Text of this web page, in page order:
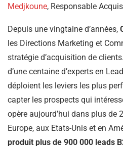
Medjkoune, Responsable
Depuis une vingtaine d’années,
les Directions Marketing et
stratégie d’acquisition de
d’une centaine d’experts en
déploient les leviers les plus
capter les prospects qui
opère aujourd’hui dans plus de
Europe, aux Etats-Unis et en
produit plus de 900 000 leads